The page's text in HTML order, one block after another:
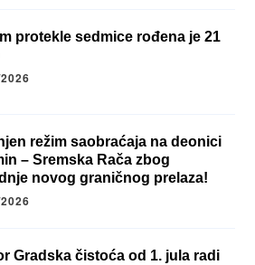
protekle sedmice rođena je 21
režim saobraćaja na deonici
– Sremska Rača zbog
novog graničnog prelaza!
Gradska čistoća od 1. jula radi